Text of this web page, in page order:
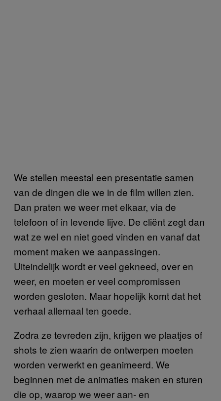
We stellen meestal een presentatie samen
van de dingen die we in de film willen zien.
Dan praten we weer met elkaar, via de
telefoon of in levende lijve. De cliënt zegt dan
wat ze wel en niet goed vinden en vanaf dat
moment maken we aanpassingen.
Uiteindelijk wordt er veel gekneed, over en
weer, en moeten er veel compromissen
worden gesloten. Maar hopelijk komt dat het
verhaal allemaal ten goede.
Zodra ze tevreden zijn, krijgen we plaatjes of
shots te zien waarin de ontwerpen moeten
worden verwerkt en geanimeerd. We
beginnen met de animaties maken en sturen
die op, waarop we weer aan- en